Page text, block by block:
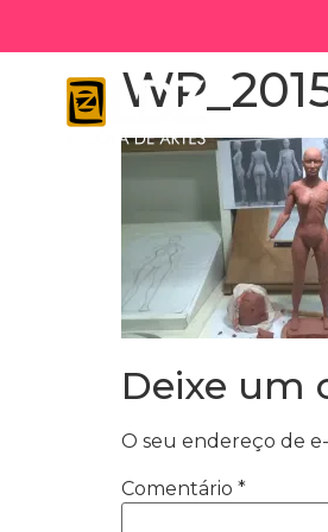
Deixe um
O seu endereço de
Comentário *